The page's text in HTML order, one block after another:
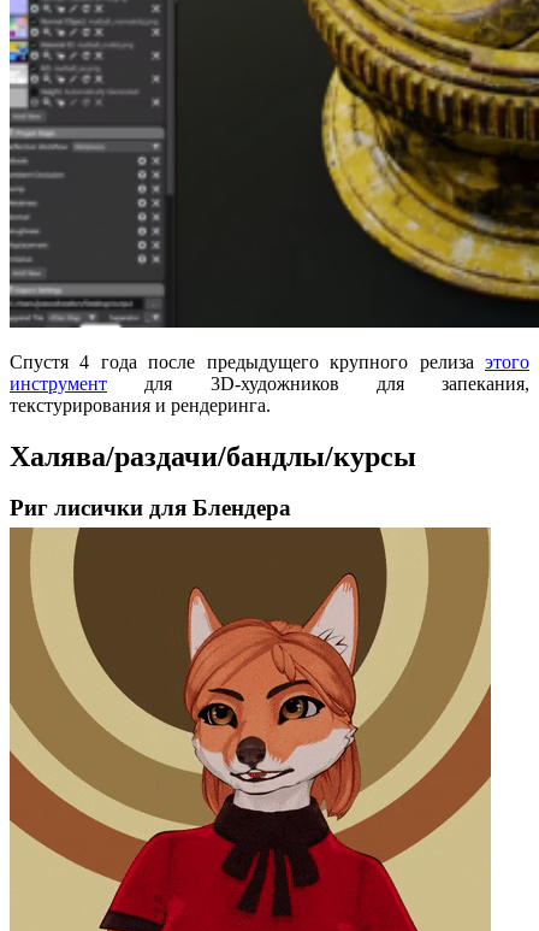
Спустя 4 года после предыдущего крупного релиза этого
инструмент для 3D-художников для запекания,
текстурирования и рендеринга.
Халява/раздачи/бандлы/курсы
Риг лисички для Блендера